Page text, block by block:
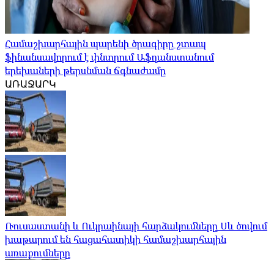
Համաշխարհային պարենի ծրագիրը շտապ
ֆինանսավորում է փնտրում Աֆղանստանում
երեխաների թերսնման ճգնաժամը
ԱՌԱՋԱՐԿ
Ռուսաստանի և Ուկրաինայի հարձակումները Սև ծովում
խաթարում են հացահատիկի համաշխարհային
առաքումները